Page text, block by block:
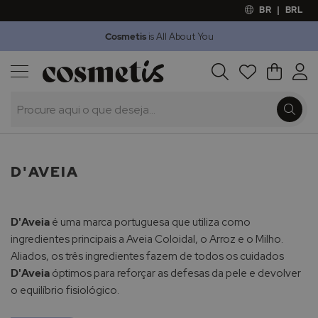
BR | BRL
Cosmetisis All About You
Procura O Meu
Outlet
D'AVEIA
D'Aveia é uma marca portuguesa que utiliza como
ingredientes principais a Aveia Coloidal, o Arroz e o Milho.
Aliados, os três ingredientes fazem de todos os cuidados
D'Aveia óptimos para reforçar as defesas da pele e devolver
o equilíbrio fisiológico.